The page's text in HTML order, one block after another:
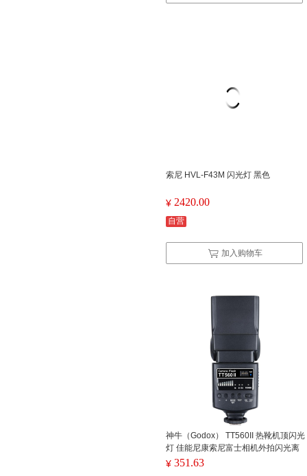
索尼 HVL-F43M 闪光灯 黑色
¥ 2420.00
自营
加入购物车
神牛（Godox） TT560II 热靴机顶闪光
灯 佳能尼康索尼富士相机外拍闪光离
机热靴闪光灯 通用型 （带引闪器） 单
¥ 351.63